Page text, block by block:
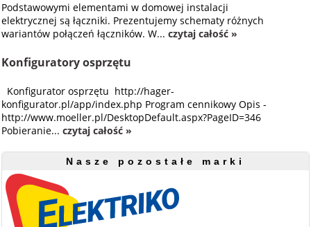
Podstawowymi elementami w domowej instalacji
elektrycznej są łączniki. Prezentujemy schematy różnych
wariantów połączeń łączników. W...czytaj całość »
Konfiguratory osprzętu
Konfigurator osprzętu http://hager-
konfigurator.pl/app/index.php Program cennikowy Opis -
http://www.moeller.pl/DesktopDefault.aspx?PageID=346
Pobieranie...czytaj całość »
Nasze pozostałe marki